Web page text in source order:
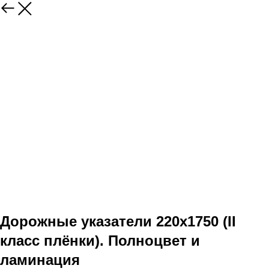
Дорожные указатели 220x1750 (II
класс плёнки). Полноцвет и
ламинация